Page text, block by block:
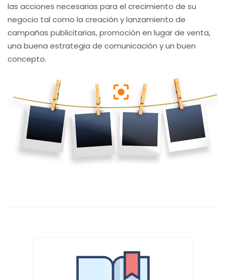
las acciones necesarias para el crecimiento de su
negocio tal como la creación y lanzamiento de
campañas publicitarias, promoción en lugar de venta,
una buena estrategia de comunicación y un buen
concepto.